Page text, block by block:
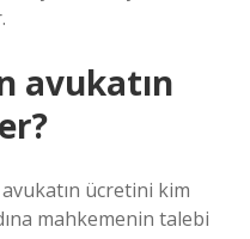
avukatın
ücretini kim
mahkemenin talebi